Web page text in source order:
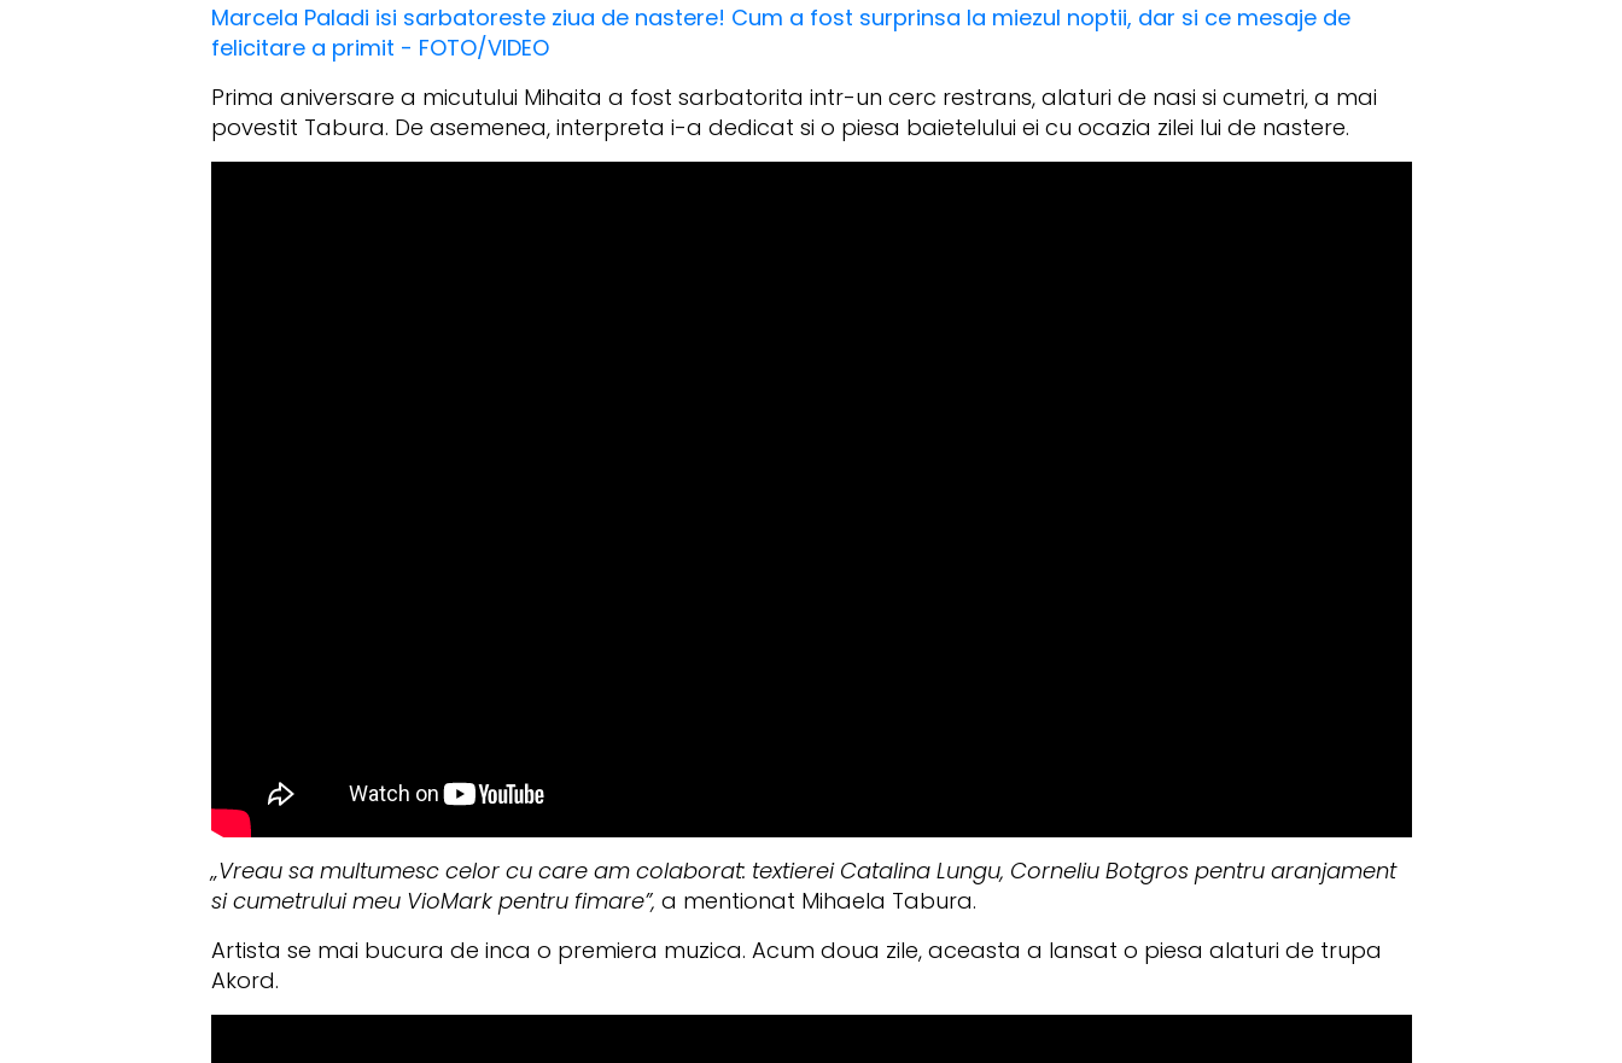
Marcela Paladi isi sarbatoreste ziua de nastere! Cum a fost surprinsa la miezul noptii, dar si ce mesaje de
felicitare a primit - FOTO/VIDEO
Prima aniversare a micutului Mihaita a fost sarbatorita intr-un cerc restrans, alaturi de nasi si cumetri, a mai
povestit Tabura. De asemenea, interpreta i-a dedicat si o piesa baietelului ei cu ocazia zilei lui de nastere.
„Vreau sa multumesc celor cu care am colaborat: textierei Catalina Lungu, Corneliu Botgros pentru aranjament
si cumetrului meu VioMark pentru fimare”, a mentionat Mihaela Tabura.
Artista se mai bucura de inca o premiera muzica. Acum doua zile, aceasta a lansat o piesa alaturi de trupa
Akord.